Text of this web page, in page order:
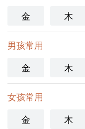
金
木
男孩常用
金
木
女孩常用
金
木